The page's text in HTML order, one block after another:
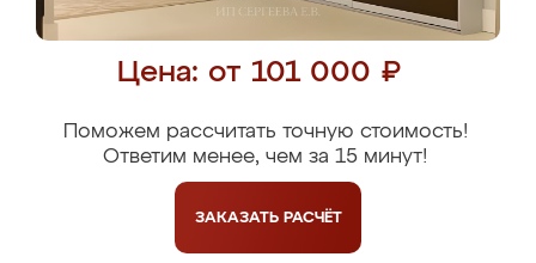
Цена: от 101 000 ₽
Поможем рассчитать точную стоимость!
Ответим менее, чем за 15 минут!
ЗАКАЗАТЬ РАСЧЁТ